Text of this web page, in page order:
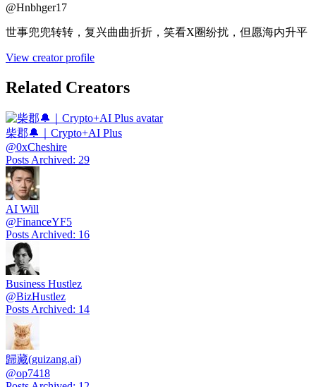
@Hnbhger17
世事兜兜转转，复兴曲曲折折，笑看X圈纷扰，但愿海内升平
View creator profile
Related Creators
柴郡🔔｜Crypto+AI Plus
@0xCheshire
Posts Archived: 29
AI Will
@FinanceYF5
Posts Archived: 16
Business Hustlez
@BizHustlez
Posts Archived: 14
歸藏(guizang.ai)
@op7418